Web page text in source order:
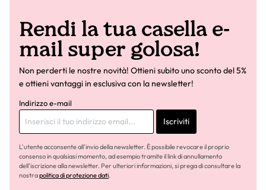
Rendi la tua casella e-
mail super golosa!
Non perderti le nostre novità! Ottieni subito uno sconto del 5%
e ottieni vantaggi in esclusiva con la newsletter!
Indirizzo e-mail
Iscriviti
L'utente acconsente all'invio della newsletter. È possibile revocare il proprio
consenso in qualsiasi momento, ad esempio tramite il link di annullamento
dell'iscrizione alla newsletter. Per ulteriori informazioni, si prega di consultare la
nostrapolitica di protezione dati.